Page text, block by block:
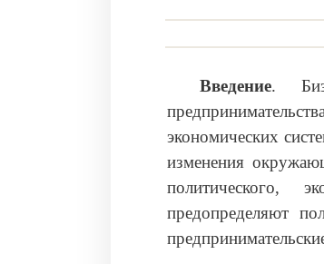
Введение.
экономических
изменения
политического,
предопределяют